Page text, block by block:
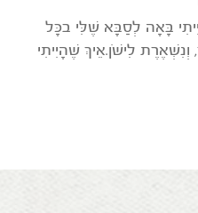
בָּאָה לְסַבָּא שֶׁלִּי בכָּל
לִישֹׁן.אֵיךְ שֶׁהָיִיתִי